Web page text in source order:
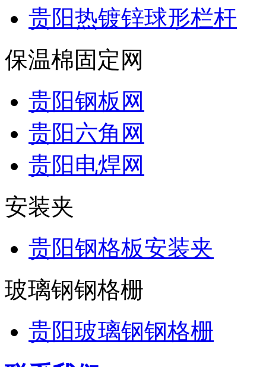
贵阳热镀锌球形栏杆
保温棉固定网
贵阳钢板网
贵阳六角网
贵阳电焊网
安装夹
贵阳钢格板安装夹
玻璃钢钢格栅
贵阳玻璃钢钢格栅